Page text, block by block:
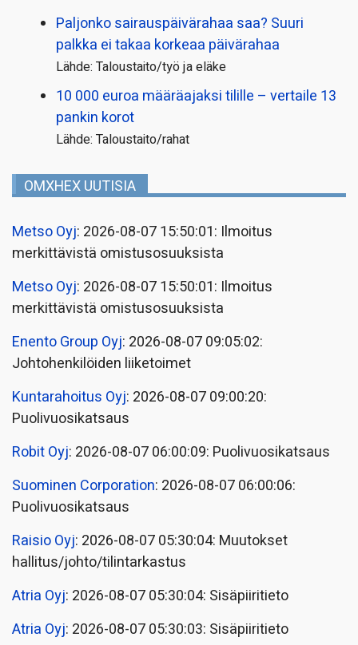
Paljonko sairauspäivä­rahaa saa? Suuri
palkka ei takaa korkeaa päivärahaa
Lähde: Taloustaito/työ ja eläke
10 000 euroa määräajaksi tilille – vertaile 13
pankin korot
Lähde: Taloustaito/rahat
OMXHEX UUTISIA
Metso Oyj: 2026-08-07 15:50:01: Ilmoitus
merkittävistä omistusosuuksista
Metso Oyj: 2026-08-07 15:50:01: Ilmoitus
merkittävistä omistusosuuksista
Enento Group Oyj: 2026-08-07 09:05:02:
Johtohenkilöiden liiketoimet
Kuntarahoitus Oyj: 2026-08-07 09:00:20:
Puolivuosikatsaus
Robit Oyj: 2026-08-07 06:00:09: Puolivuosikatsaus
Suominen Corporation: 2026-08-07 06:00:06:
Puolivuosikatsaus
Raisio Oyj: 2026-08-07 05:30:04: Muutokset
hallitus/johto/tilintarkastus
Atria Oyj: 2026-08-07 05:30:04: Sisäpiiritieto
Atria Oyj: 2026-08-07 05:30:03: Sisäpiiritieto